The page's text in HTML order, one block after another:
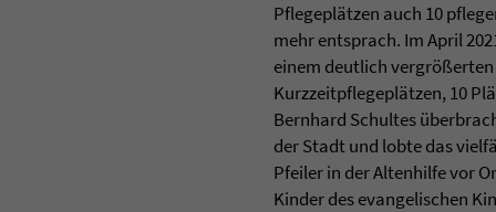
Pflegeplätzen auch 10
mehr entsprach. Im April
einem deutlich
Kurzzeitpflegeplätzen, 10
Bernhard Schultes
der Stadt und lobte das
Pfeiler in der Altenhilfe vor
Kinder des evangelischen